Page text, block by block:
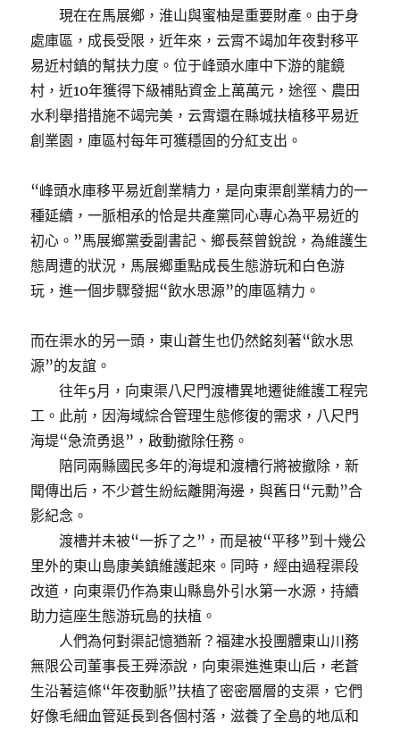
現在在馬展鄉，淮山與蜜柚是重要財產。由于身
處庫區，成長受限，近年來，云霄不竭加年夜對移平
易近村鎮的幫扶力度。位于峰頭水庫中下游的龍鏡
村，近10年獲得下級補貼資金上萬萬元，途徑、農田
水利舉措措施不竭完美，云霄還在縣城扶植移平易近
創業園，庫區村每年可獲穩固的分紅支出。
“峰頭水庫移平易近創業精力，是向東渠創業精力的一
種延續，一脈相承的恰是共產黨同心專心為平易近的
初心。”馬展鄉黨委副書記、鄉長蔡曾銳說，為維護生
態周遭的狀況，馬展鄉重點成長生態游玩和白色游
玩，進一個步驟發掘“飲水思源”的庫區精力。
而在渠水的另一頭，東山蒼生也仍然銘刻著“飲水思
源”的友誼。
往年5月，向東渠八尺門渡槽異地遷徙維護工程完
工。此前，因海域綜合管理生態修復的需求，八尺門
海堤“急流勇退”，啟動撤除任務。
陪同兩縣國民多年的海堤和渡槽行將被撤除，新
聞傳出后，不少蒼生紛紜離開海邊，與舊日“元勳”合
影紀念。
渡槽并未被“一拆了之”，而是被“平移”到十幾公
里外的東山島康美鎮維護起來。同時，經由過程渠段
改道，向東渠仍作為東山縣島外引水第一水源，持續
助力這座生態游玩島的扶植。
人們為何對渠記憶猶新？福建水投團體東山川務
無限公司董事長王舜添說，向東渠進進東山后，老蒼
生沿著這條“年夜動脈”扶植了密密層層的支渠，它們
好像毛細血管延長到各個村落，滋養了全島的地瓜和